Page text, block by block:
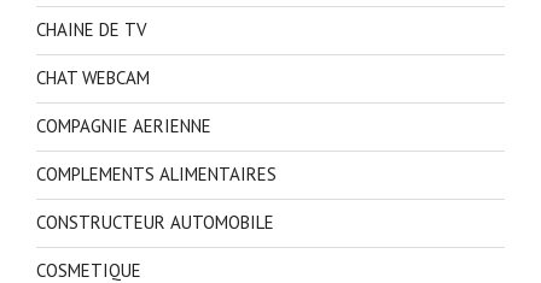
CHAINE DE TV
CHAT WEBCAM
COMPAGNIE AERIENNE
COMPLEMENTS ALIMENTAIRES
CONSTRUCTEUR AUTOMOBILE
COSMETIQUE